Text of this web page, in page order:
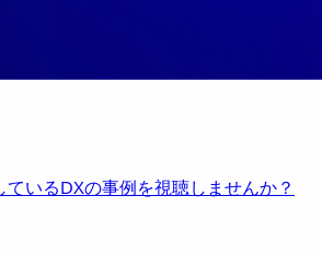
いるDXの事例を視聴しませんか？